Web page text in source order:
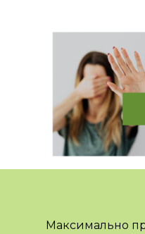
Максимально